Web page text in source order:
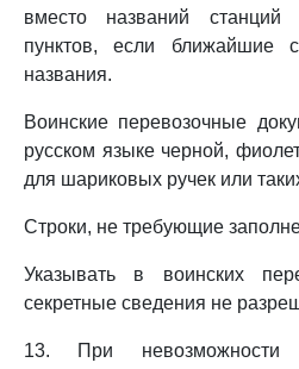
вместо названий станций
пунктов, если ближайшие
названия.
Воинские перевозочные
русском языке черной,
для шариковых ручек или
Строки, не требующие
Указывать в воинских
секретные сведения не
13. При невозможности